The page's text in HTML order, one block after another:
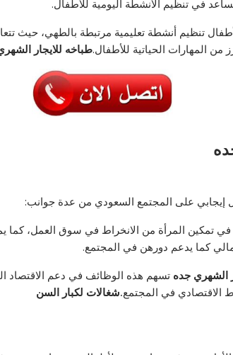
في تنظيم الأنشطة اليومية للأطفال.
تنظيم أنشطة تعليمية مرتبطة بالطهي، حيث
المهارات الحياتية للأطفال.طباخه للايجار
إيجابي على المجتمع السعودي من عدة جوانب:
تمكين المرأة من الانخراط في سوق العمل، كما
كما يدعم دورهن في المجتمع.
الشهري جده تسهم هذه الوظائف في دعم الاقتصاد
الاقتصادي في المجتمع.شغالات لكبار السن